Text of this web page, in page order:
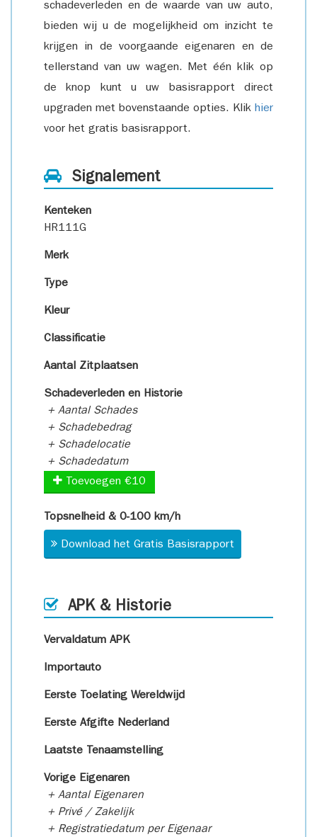
schadeverleden en de waarde van uw auto,
bieden wij u de mogelijkheid om inzicht te
krijgen in de voorgaande eigenaren en de
tellerstand van uw wagen. Met één klik op
de knop kunt u uw basisrapport direct
upgraden met bovenstaande opties. Klik hier
voor het gratis basisrapport.
Signalement
Kenteken
HR111G
Merk
Type
Kleur
Classificatie
Aantal Zitplaatsen
Schadeverleden en Historie
+ Aantal Schades
+ Schadebedrag
+ Schadelocatie
+ Schadedatum
Toevoegen €10
Topsnelheid & 0-100 km/h
Download het Gratis Basisrapport
APK & Historie
Vervaldatum APK
Importauto
Eerste Toelating Wereldwijd
Eerste Afgifte Nederland
Laatste Tenaamstelling
Vorige Eigenaren
+ Aantal Eigenaren
+ Privé / Zakelijk
+ Registratiedatum per Eigenaar